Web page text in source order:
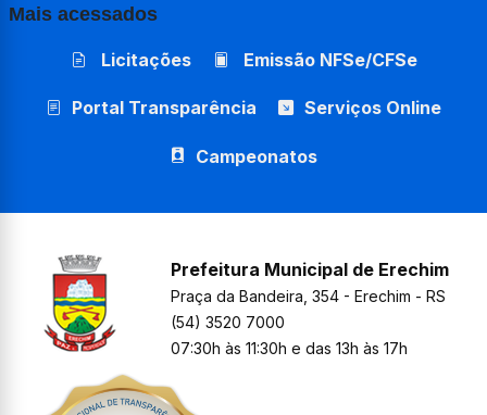
Mais acessados
Licitações Emissão NFSe/CFSe
Portal Transparência Serviços Online
Campeonatos
Prefeitura Municipal de Erechim
Praça da Bandeira, 354 - Erechim - RS
(54) 3520 7000
07:30h às 11:30h e das 13h às 17h